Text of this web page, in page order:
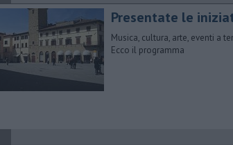
Presentate le
Musica, cultura, arte, eventi a
Ecco il programma